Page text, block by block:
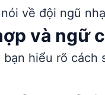
về đội ngũ
và ngữ
hiểu rõ cách